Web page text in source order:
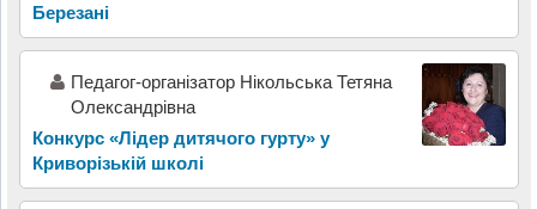
Березані
Педагог-організатор Нікольська Тетяна
Олександрівна
Конкурс «Лідер дитячого гурту» у
Криворізькій школі